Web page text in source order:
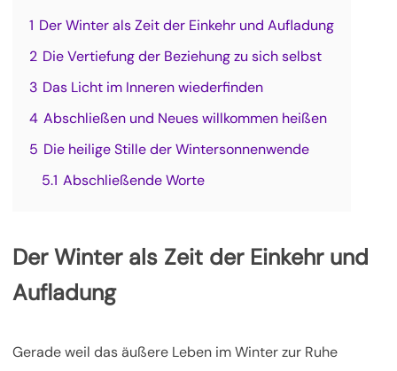
1 Der Winter als Zeit der Einkehr und Aufladung
2 Die Vertiefung der Beziehung zu sich selbst
3 Das Licht im Inneren wiederfinden
4 Abschließen und Neues willkommen heißen
5 Die heilige Stille der Wintersonnenwende
5.1 Abschließende Worte
Der Winter als Zeit der Einkehr und
Aufladung
Gerade weil das äußere Leben im Winter zur Ruhe